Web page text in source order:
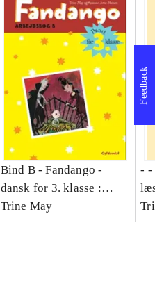
Bind B -Fandango -
dansk for 3. klasse :
grundbog -- Arbejdsbog.
Trine May
- -
-
Feedback